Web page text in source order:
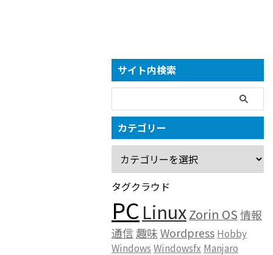
サイト内検索
カテゴリー
タグクラウド
PCLinuxZorin OS 情報
通信 趣味 Wordpress Hobby
Windows Windowsfx Manjaro